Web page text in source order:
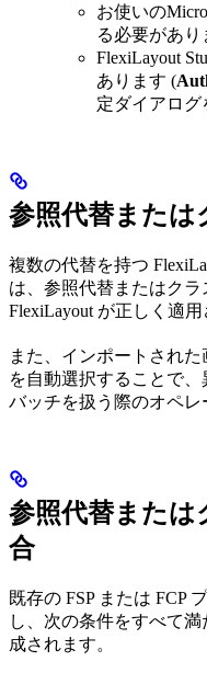
お使いの
る必要があり
FlexiLayout
あります (
定ダイアログ
参照代替または
複数の代替を持つ
は、参照代替またはクラ
FlexiLayout が正しく適用
また、インポートされ
を自動選択することで
バッチを扱う際のオペレ
参照代替または
合
既存の FSP または FCP
し、次の条件をすべて
成されます。